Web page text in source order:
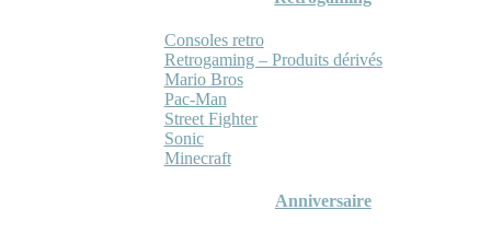
Consoles retro
Retrogaming – Produits dérivés
Mario Bros
Pac-Man
Street Fighter
Sonic
Minecraft
Anniversaire